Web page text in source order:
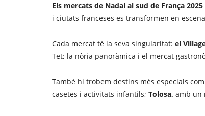
Els mercats de Nadal al sud de França 2025
i ciutats franceses es transformen en
Cada mercat té la seva singularitat: el
Tet; la nòria panoràmica i el mercat
També hi trobem destins més especials com
casetes i activitats infantils; Tolosa, amb un